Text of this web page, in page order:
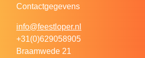
Contactgegevens
info@feestloper.nl
+31(0)629058905
Braamwede 21